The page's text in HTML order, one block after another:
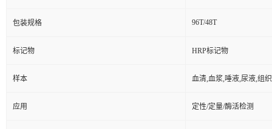
包装规格 96T/48T
标记物 HRP标记物
样本 血清,血浆,唾液,尿液,组
应用 定性/定量/酶活检测